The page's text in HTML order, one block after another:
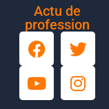
Actu de
profession